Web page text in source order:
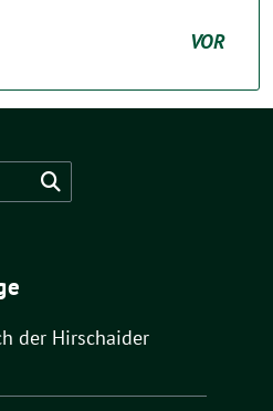
VOR
der Hirschaider